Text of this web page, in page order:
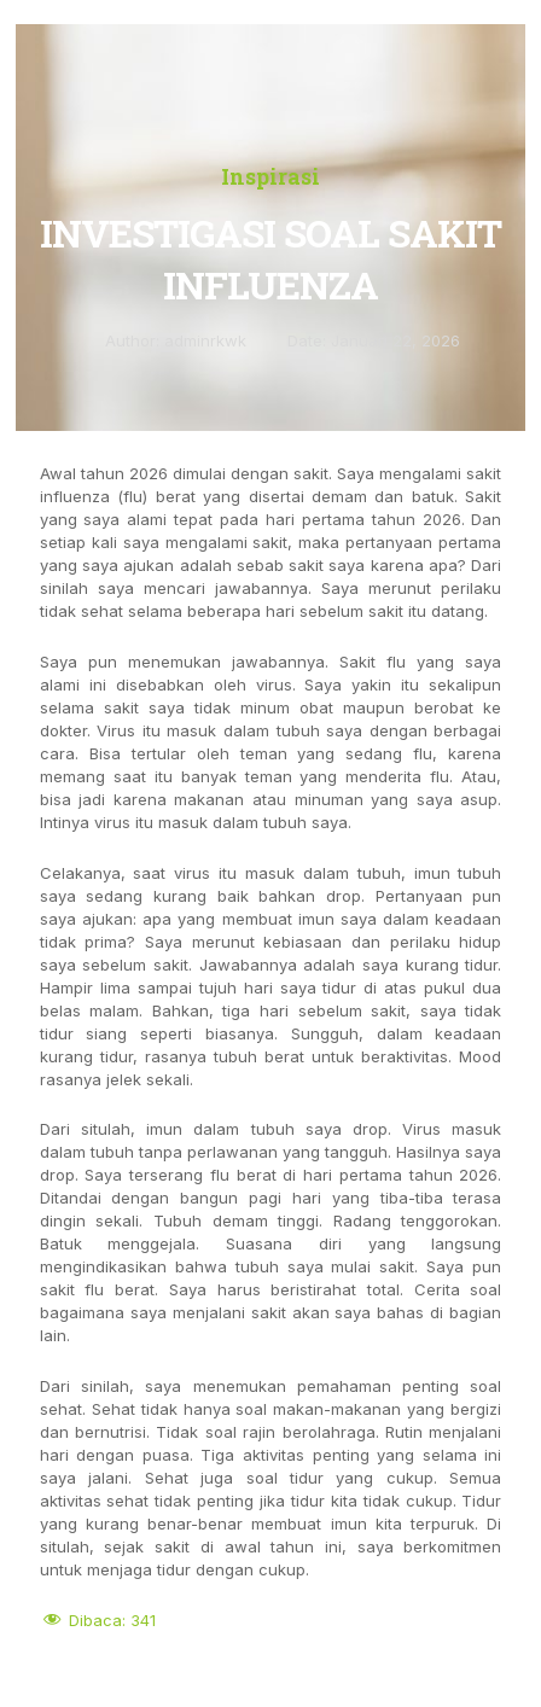
Inspirasi
INVESTIGASI SOAL SAKIT
INFLUENZA
Januari 22, 2026
Awal tahun 2026 dimulai dengan sakit. Saya mengalami sakit
influenza (flu) berat yang disertai demam dan batuk. Sakit
yang saya alami tepat pada hari pertama tahun 2026. Dan
setiap kali saya mengalami sakit, maka pertanyaan pertama
yang saya ajukan adalah sebab sakit saya karena apa? Dari
sinilah saya mencari jawabannya. Saya merunut perilaku
tidak sehat selama beberapa hari sebelum sakit itu datang.
Saya pun menemukan jawabannya. Sakit flu yang saya
alami ini disebabkan oleh virus. Saya yakin itu sekalipun
selama sakit saya tidak minum obat maupun berobat ke
dokter. Virus itu masuk dalam tubuh saya dengan berbagai
cara. Bisa tertular oleh teman yang sedang flu, karena
memang saat itu banyak teman yang menderita flu. Atau,
bisa jadi karena makanan atau minuman yang saya asup.
Intinya virus itu masuk dalam tubuh saya.
Celakanya, saat virus itu masuk dalam tubuh, imun tubuh
saya sedang kurang baik bahkan drop. Pertanyaan pun
saya ajukan: apa yang membuat imun saya dalam keadaan
tidak prima? Saya merunut kebiasaan dan perilaku hidup
saya sebelum sakit. Jawabannya adalah saya kurang tidur.
Hampir lima sampai tujuh hari saya tidur di atas pukul dua
belas malam. Bahkan, tiga hari sebelum sakit, saya tidak
tidur siang seperti biasanya. Sungguh, dalam keadaan
kurang tidur, rasanya tubuh berat untuk beraktivitas. Mood
rasanya jelek sekali.
Dari situlah, imun dalam tubuh saya drop. Virus masuk
dalam tubuh tanpa perlawanan yang tangguh. Hasilnya saya
drop. Saya terserang flu berat di hari pertama tahun 2026.
Ditandai dengan bangun pagi hari yang tiba-tiba terasa
dingin sekali. Tubuh demam tinggi. Radang tenggorokan.
Batuk menggejala. Suasana diri yang langsung
mengindikasikan bahwa tubuh saya mulai sakit. Saya pun
sakit flu berat. Saya harus beristirahat total. Cerita soal
bagaimana saya menjalani sakit akan saya bahas di bagian
lain.
Dari sinilah, saya menemukan pemahaman penting soal
sehat. Sehat tidak hanya soal makan-makanan yang bergizi
dan bernutrisi. Tidak soal rajin berolahraga. Rutin menjalani
hari dengan puasa. Tiga aktivitas penting yang selama ini
saya jalani. Sehat juga soal tidur yang cukup. Semua
aktivitas sehat tidak penting jika tidur kita tidak cukup. Tidur
yang kurang benar-benar membuat imun kita terpuruk. Di
situlah, sejak sakit di awal tahun ini, saya berkomitmen
untuk menjaga tidur dengan cukup.
Dibaca: 341